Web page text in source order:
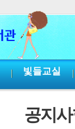
빛들교실
공지